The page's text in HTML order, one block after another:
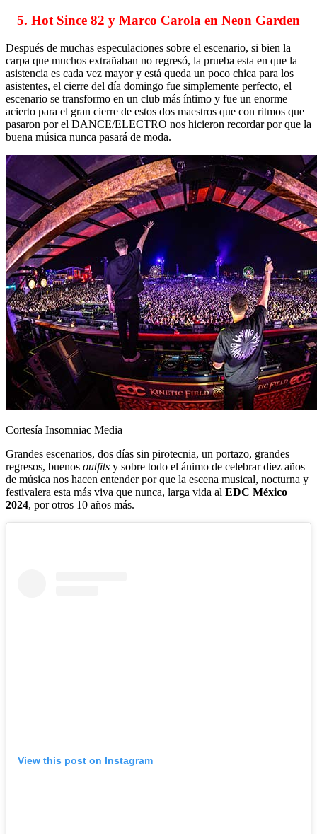
5. Hot Since 82 y Marco Carola en Neon Garden
Después de muchas especulaciones sobre el escenario, si bien la
carpa que muchos extrañaban no regresó, la prueba esta en que la
asistencia es cada vez mayor y está queda un poco chica para los
asistentes, el cierre del día domingo fue simplemente perfecto, el
escenario se transformo en un club más íntimo y fue un enorme
acierto para el gran cierre de estos dos maestros que con ritmos que
pasaron por el DANCE/ELECTRO nos hicieron recordar por que la
buena música nunca pasará de moda.
Cortesía Insomniac Media
Grandes escenarios, dos días sin pirotecnia, un portazo, grandes
regresos, buenos outfits y sobre todo el ánimo de celebrar diez años
de música nos hacen entender por que la escena musical, nocturna y
festivalera esta más viva que nunca, larga vida al EDC México
2024, por otros 10 años más.
View this post on Instagram